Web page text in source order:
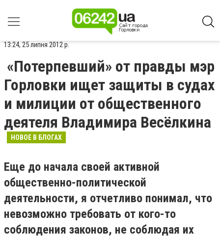
13:24, 25 липня 2012 р.
«Потерпевший» от правды мэр
Горловки ищет защиты в судах
и милиции от общественного
деятеля Владимира Весёлкина
НОВОЕ В БЛОГАХ
Еще до начала своей активной
общественно-политической
деятельности, я отчетливо понимал, что
невозможно требовать от кого-то
соблюдения законов, не соблюдая их